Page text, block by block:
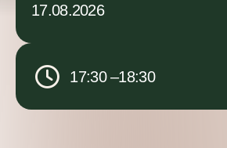
17.08.2026
17:30 –18:30